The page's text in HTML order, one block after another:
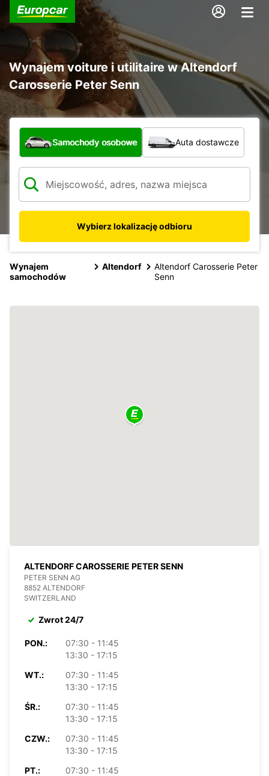
Wynajem voiture i utilitaire w Altendorf
Carosserie Peter Senn
Jaki typ pojazdu?
Samochody osobowe Auta dostawcze
Wybierz lokalizację odbioru
Wynajem
samochodów
Altendorf
Altendorf Carosserie Peter
Senn
ALTENDORF CAROSSERIE PETER SENN
PETER SENN AG
8852 ALTENDORF
SWITZERLAND
Zwrot 24/7
PON.:
07:30 - 11:45
13:30 - 17:15
WT.:
07:30 - 11:45
13:30 - 17:15
ŚR.:
07:30 - 11:45
13:30 - 17:15
CZW.:
07:30 - 11:45
13:30 - 17:15
PT.:
07:30 - 11:45